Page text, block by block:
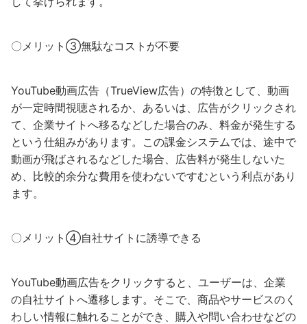
〇メリット③無駄なコストが不要
YouTube動画広告（TrueView広告）の特徴として、動画
が一定時間視聴されるか、あるいは、広告がクリックされ
て、企業サイトへ移るなどした場合のみ、料金が発生する
という仕組みがあります。この課金システムでは、途中で
動画が飛ばされるなどした場合、広告料が発生しないた
め、比較的余分な費用を使わないですむという利点があり
ます。
〇メリット④自社サイトに誘導できる
YouTube動画広告をクリックすると、ユーザーは、企業
の自社サイトへ遷移します。そこで、商品やサービスのく
わしい情報に触れることができ、購入や問い合わせなどの